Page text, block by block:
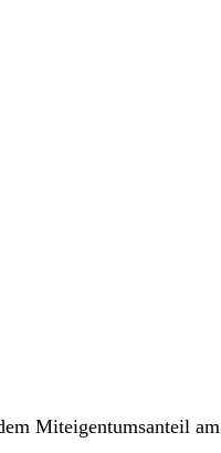
Miteigentumsanteil am